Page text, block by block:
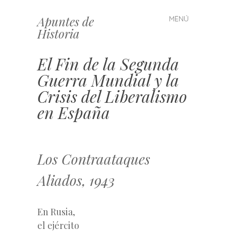
Apuntes de
Historia
MENÚ
Saltar
al
El Fin de la Segunda
Guerra Mundial y la
Crisis del Liberalismo
en España
Los Contraataques
Aliados, 1943
En Rusia,
el ejército